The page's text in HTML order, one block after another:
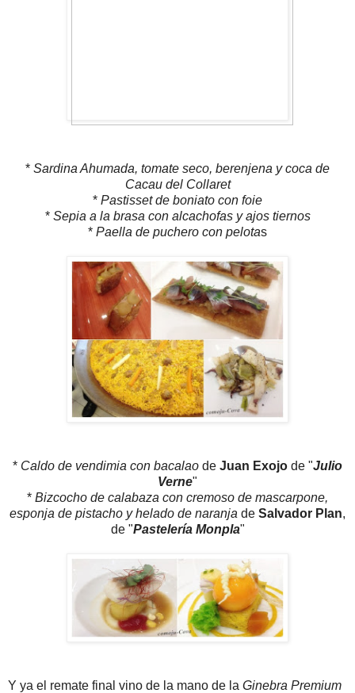
* Sardina Ahumada, tomate seco, berenjena y coca de
Cacau del Collaret
* Pastisset de boniato con foie
* Sepia a la brasa con alcachofas y ajos tiernos
* Paella de puchero con pelotas
* Caldo de vendimia con bacalao de Juan Exojo de "Julio
Verne"
* Bizcocho de calabaza con cremoso de mascarpone,
esponja de pistacho y helado de naranja de Salvador Plan,
de "Pastelería Monpla"
Y ya el remate final vino de la mano de la Ginebra Premium